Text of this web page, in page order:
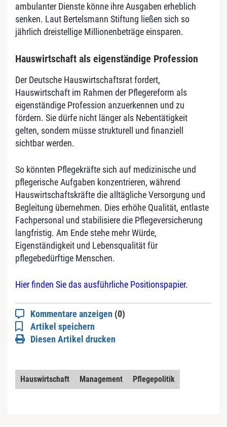
ambulanter Dienste könne ihre Ausgaben erheblich
senken. Laut Bertelsmann Stiftung ließen sich so
jährlich dreistellige Millionenbeträge einsparen.
Hauswirtschaft als eigenständige Profession
Der Deutsche Hauswirtschaftsrat fordert,
Hauswirtschaft im Rahmen der Pflegereform als
eigenständige Profession anzuerkennen und zu
fördern. Sie dürfe nicht länger als Nebentätigkeit
gelten, sondern müsse strukturell und finanziell
sichtbar werden.
So könnten Pflegekräfte sich auf medizinische und
pflegerische Aufgaben konzentrieren, während
Hauswirtschaftskräfte die alltägliche Versorgung und
Begleitung übernehmen. Dies erhöhe Qualität, entlaste
Fachpersonal und stabilisiere die Pflegeversicherung
langfristig. Am Ende stehe mehr Würde,
Eigenständigkeit und Lebensqualität für
pflegebedürftige Menschen.
Hier finden Sie das ausführliche Positionspapier.
Kommentare anzeigen (0)
Artikel speichern
Diesen Artikel drucken
Hauswirtschaft Management Pflegepolitik